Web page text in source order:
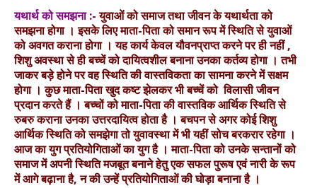
यथार्थ को समझना :-युवाओं को समाज तथा जीवन के यथार्थता को
समझना होगा । इसके लिए माता-पिता को समान रूप में स्थिति से युवाओं
को अवगत कराना होगा । यह कार्य केवल यौवनप्राप्त करने पर ही नहीं ,
शिशु अवस्था से ही बच्चें को दायित्वशील बनाना उनका कर्तव्य होगा । तभी
जाकर बड़े होने पर वह स्थिति की वास्तविकता का सामना करने में सक्षम
होगा । कुछ माता-पिता खुद कष्ट झेलकर भी बच्चें को विलासी जीवन
प्रदान करते हैं । बच्चों को माता-पिता की वास्तविक आर्थिक स्थिति से
रुबरु कराना उनका उत्तरदायित्व होता है । बचपन से अगर कोई शिशु
आर्थिक स्थिति को समझेगा तो युवावस्था में भी यहीं सोच बरकरार रहेगा ।
आज का युग प्रतियोगिताओं का युग है । माता-पिता को उनके सन्तानों को
समाज में अपनी स्थिति मजबूत बनाने हेतु एक सफल पुरूष एवं नारी के रूप
में आगे बढ़ाना है, न की उन्हें प्रतियोगिताओं की घोड़ा बनाना है ।